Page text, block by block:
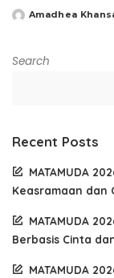
Posted
Amadhea
Search
Recent Posts
MATAMUDA
Keasramaan dan
MATAMUDA
Berbasis Cinta
MATAMUDA